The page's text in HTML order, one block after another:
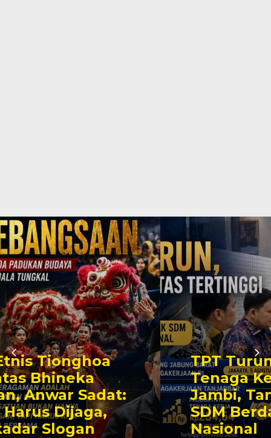
TPT Turun, Produktivitas
Tenaga Kerja Tertinggi di
Jambi, Tanjabbar Bidik
SDM Berdaya Saing
Nasional